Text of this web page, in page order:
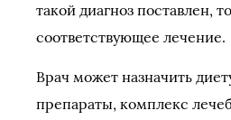
такой диагноз поставлен,
соответствующее лечение.
Врач может назначить
препараты, комплекс